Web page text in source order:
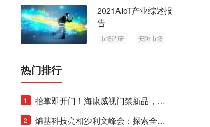
2021AIoT产业综述报
告
市场调研
安防市场
热门排行
1
抬掌即开门！海康威视门禁新品，不
止认人脸，更认"掌"中静脉！
2
熵基科技亮相沙利文峰会：探索全栈